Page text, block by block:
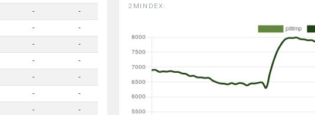
-
-
-
-
-
-
-
-
-
-
-
-
-
-
2MINDEX: